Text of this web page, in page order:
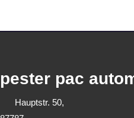
pester pac
Hauptstr. 50,